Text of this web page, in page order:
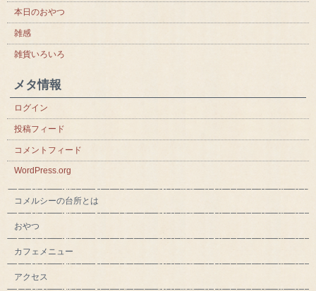
本日のおやつ
雑感
雑貨いろいろ
メタ情報
ログイン
投稿フィード
コメントフィード
WordPress.org
コメルシーの台所とは
おやつ
カフェメニュー
アクセス